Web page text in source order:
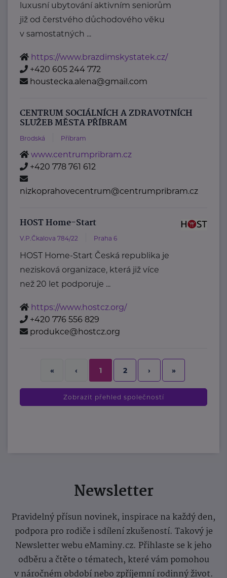
luxusní ubytování aktivním seniorům
již od čerstvého důchodového věku
v samostatných ...
https://www.brazdimskystatek.cz/
+420 605 244 772
houstecka.alena@gmail.com
CENTRUM SOCIÁLNÍCH A ZDRAVOTNÍCH
SLUŽEB MĚSTA PŘÍBRAM
Brodská Příbram
www.centrumpribram.cz
+420 778 761 612
nizkoprahovecentrum@centrumpribram.cz
HOST Home-Start
V.P.Čkalova 784/22 Praha 6
HOST Home-Start Česká republika je
nezisková organizace, která již více
než 20 let podporuje ...
https://www.hostcz.org/
+420 776 556 829
produkce@hostcz.org
« ‹ 1 2 › »
Zobrazit přehled společností
Newsletter
Pravidelný přísun novinek, inspirace na každý den,
podpora pro rodiče i sdílení zkušeností. Takový je
Newsletter webu eMaminy.cz. Přihlaste se k jeho
odběru a čtěte o tématech, které vám pomohou
v náročném období nebo zpříjemní rodinný život.